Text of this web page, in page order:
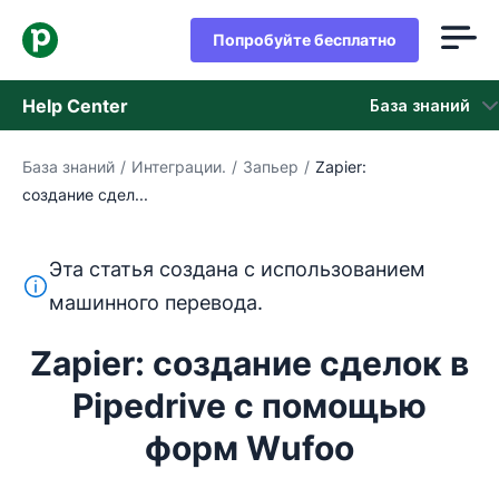
Попробуйте бесплатно
Help Center База знаний
База знаний
обращайтесь в службу поддержки
База знаний / Интеграции. / Запьер / Zapier:
создание сдел...
Этот текст переведен с английского языка с
Эта статья создана с использованием
машинного перевода.
Zapier: создание сделок в
Pipedrive с помощью
форм Wufoo